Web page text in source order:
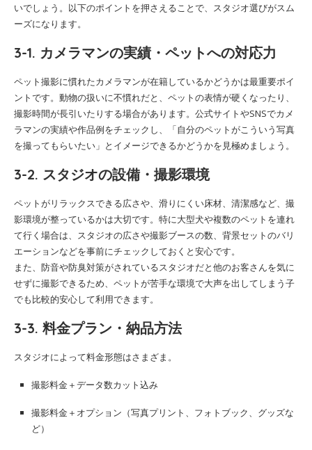
いでしょう。以下のポイントを押さえることで、スタジオ選びがスム
ーズになります。
3-1. カメラマンの実績・ペットへの対応力
ペット撮影に慣れたカメラマンが在籍しているかどうかは最重要ポイ
ントです。動物の扱いに不慣れだと、ペットの表情が硬くなったり、
撮影時間が長引いたりする場合があります。公式サイトやSNSでカメ
ラマンの実績や作品例をチェックし、「自分のペットがこういう写真
を撮ってもらいたい」とイメージできるかどうかを見極めましょう。
3-2. スタジオの設備・撮影環境
ペットがリラックスできる広さや、滑りにくい床材、清潔感など、撮
影環境が整っているかは大切です。特に大型犬や複数のペットを連れ
て行く場合は、スタジオの広さや撮影ブースの数、背景セットのバリ
エーションなどを事前にチェックしておくと安心です。
また、防音や防臭対策がされているスタジオだと他のお客さんを気に
せずに撮影できるため、ペットが苦手な環境で大声を出してしまう子
でも比較的安心して利用できます。
3-3. 料金プラン・納品方法
スタジオによって料金形態はさまざま。
撮影料金＋データ数カット込み
撮影料金＋オプション（写真プリント、フォトブック、グッズな
ど）